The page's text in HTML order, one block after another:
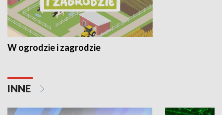
W ogrodzie i zagrodzie
INNE